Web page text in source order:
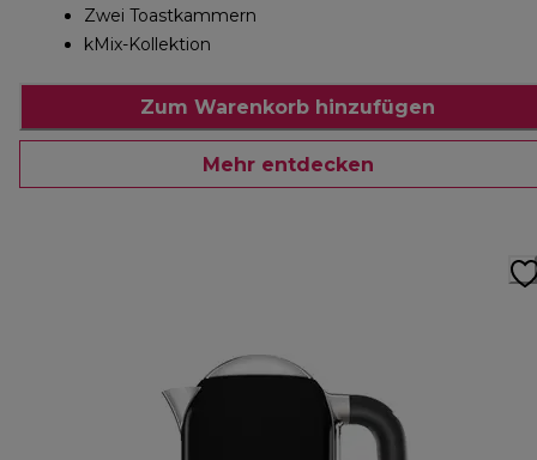
Zwei Toastkammern
kMix-Kollektion
Zum Warenkorb hinzufügen
Mehr entdecken